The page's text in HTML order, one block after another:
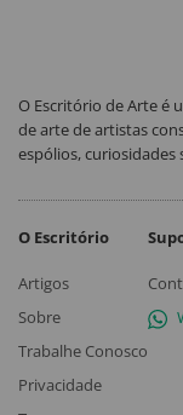
O Escritório de Arte é
de arte de artistas
espólios, curiosidades
O Escritório
Artigos
Sobre
Trabalhe Conosco
Privacidade